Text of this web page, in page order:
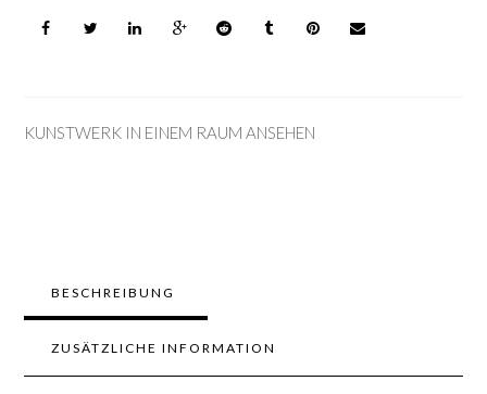
KUNSTWERK IN EINEM RAUM ANSEHEN
BESCHREIBUNG
ZUSÄTZLICHE INFORMATION